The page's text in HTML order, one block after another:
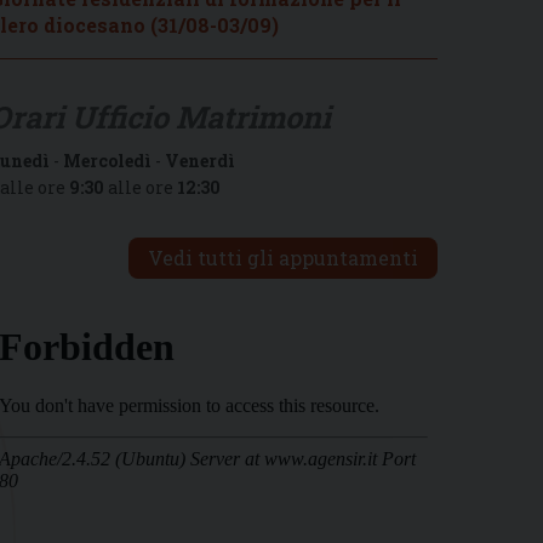
diocesano (31/08-03/09)
- Mercoledì - Venerdì
ore 9:30 alle ore 12:30
Vedi tutti gli appuntamenti